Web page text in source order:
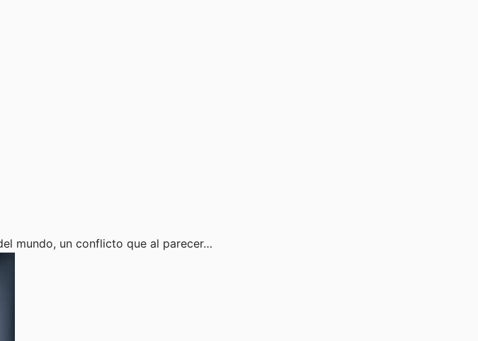
mundo, un conflicto que al parecer…